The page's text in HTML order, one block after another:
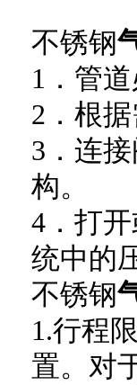
不锈钢
1．管
2．根
3．连
构
4．打
统中的
不锈钢
1.行程
置。对